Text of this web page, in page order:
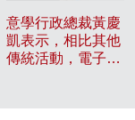
意學行政總裁黃慶
凱表示，相比其他
傳統活動，電子學
合為一，令學習內